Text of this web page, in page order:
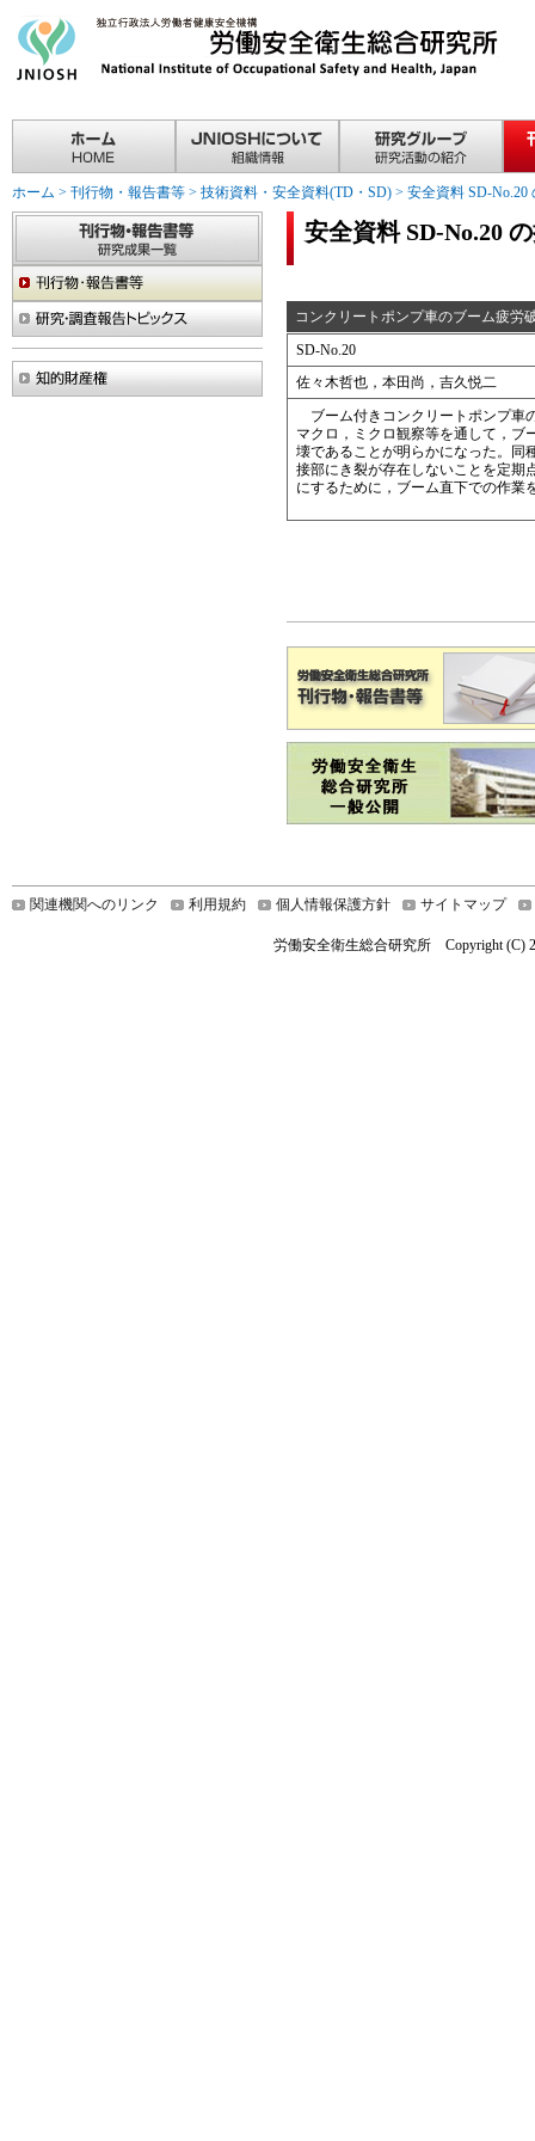
ホーム > 刊行物・報告書等 > 技術資料・安全資料(TD・SD) > 安全資料 SD-No.20
安全資料 SD-No.20
コンクリートポンプ車のブーム疲労
SD-No.20
佐々木哲也，本田尚，吉久悦二
ブーム付きコンクリートポンプ車
マクロ，ミクロ観察等を通して，ブ
壊であることが明らかになった。同
接部にき裂が存在しないことを定期
にするために，ブーム直下での作業
関連機関へのリンク 利用規約 個人情報保護方針 サイトマップ
労働安全衛生総合研究所 Copyright (C)